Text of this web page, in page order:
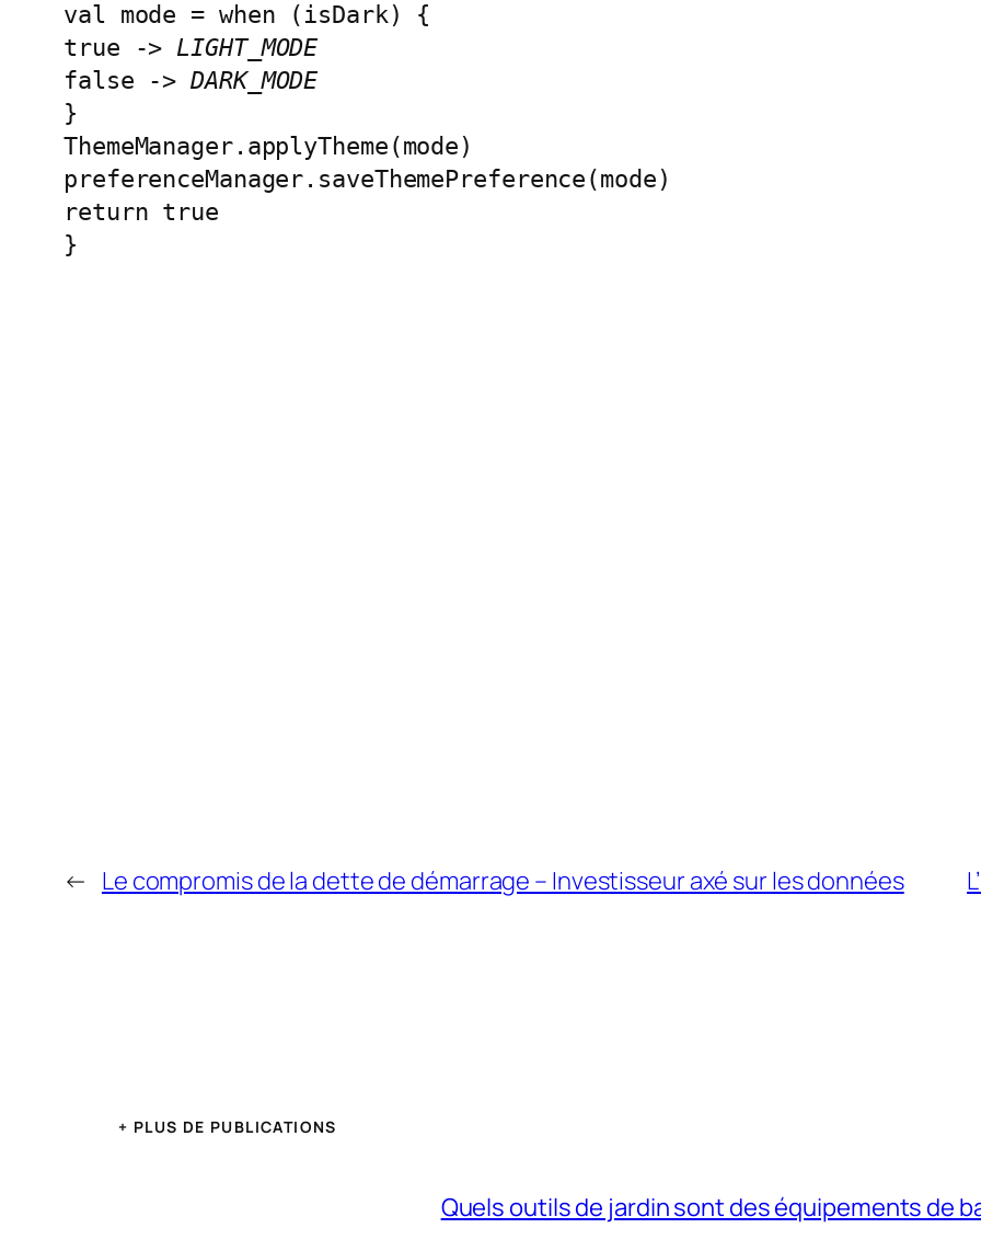
val mode = when (isDark) {
true -> LIGHT_MODE
false -> DARK_MODE
}
ThemeManager.applyTheme(mode)
preferenceManager.saveThemePreference(mode)
return true
}
← Le compromis de la dette de démarrage – Investisseur axé sur les données
+ PLUS DE PUBLICATIONS
Quels outils de jardin sont des équipements de